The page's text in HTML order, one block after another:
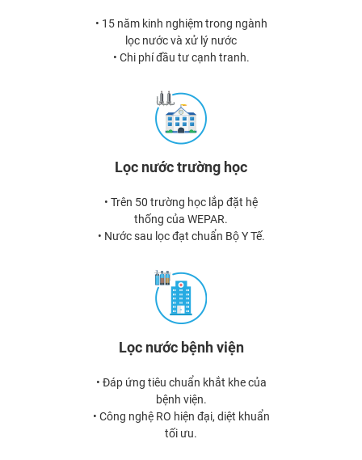
• 15 năm kinh nghiệm trong ngành
lọc nước và xử lý nước
• Chi phí đầu tư cạnh tranh.
Lọc nước trường học
• Trên 50 trường học lắp đặt hệ
thống của WEPAR.
• Nước sau lọc đạt chuẩn Bộ Y Tế.
Lọc nước bệnh viện
• Đáp ứng tiêu chuẩn khắt khe của
bệnh viện.
• Công nghệ RO hiện đại, diệt khuẩn
tối ưu.